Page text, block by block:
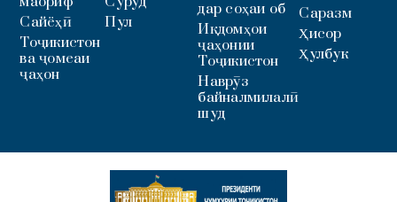
Сайёҳӣ
Тоҷикистон
ва ҷомеаи
ҷаҳон
Пул
дар соҳаи об
Иқдомҳои
ҷаҳонии
Тоҷикистон
Наврӯз
байналмилалӣ
шуд
Саразм
Ҳисор
Ҳулбук